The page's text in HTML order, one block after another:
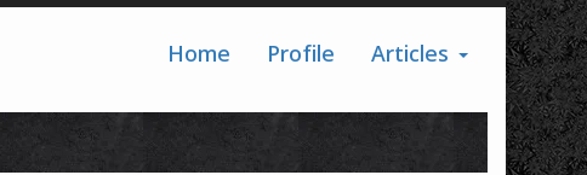
Home Profile Articles